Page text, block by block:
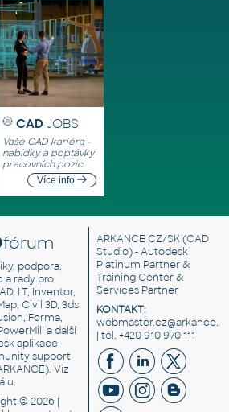
CAD JOBS
Vaše CAD kariéra -
nabídky a poptávky
pracovních pozic
Více info
fórum
podpora,
a rady pro
LT, Inventor,
Civil 3D, 3ds
Forma,
a další
aplikace
support
Viz
.
© 2026 |
ARKANCE CZ/SK(CAD
Studio) - Autodesk
Platinum Partner &
Training Center &
Services Partner
KONTAKT:
| tel. +420 910 970 111